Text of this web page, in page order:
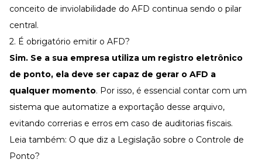
conceito de inviolabilidade do AFD continua sendo o pilar
central.
2. É obrigatório emitir o AFD?
Sim. Se a sua empresa utiliza um registro eletrônico
de ponto, ela deve ser capaz de gerar o AFD a
qualquer momento. Por isso, é essencial contar com um
sistema que automatize a exportação desse arquivo,
evitando correrias e erros em caso de auditorias fiscais.
Leia também: O que diz a Legislação sobre o Controle de
Ponto?